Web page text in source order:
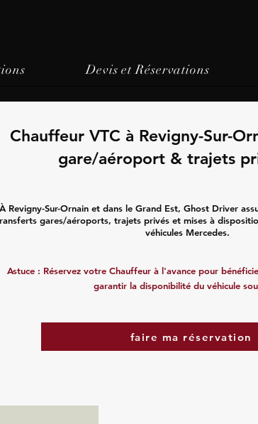
Devis et Réservations
Chauffeur VTC à Revigny-Sur-
gare/aéroport & trajets
À Revigny-Sur-Ornain et dans le Grand Est, Ghost Driver
gares/aéroports, trajets privés et mises à
véhicules Mercedes.
Astuce : Réservez votre Chauffeur à l'avance pour
garantir la disponibilité du véhicule
faire ma réservation